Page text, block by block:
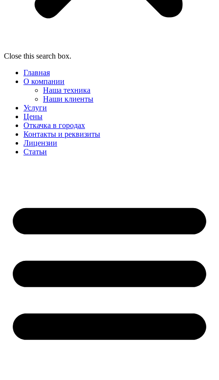
Close this search box.
Главная
О компании
Наша техника
Наши клиенты
Услуги
Цены
Откачка в городах
Контакты и реквизиты
Лицензии
Статьи